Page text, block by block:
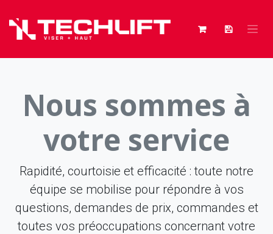
Nous sommes à
votre service
Rapidité, courtoisie et efficacité : toute notre
équipe se mobilise pour répondre à vos
questions, demandes de prix, commandes et
toutes vos préoccupations concernant votre